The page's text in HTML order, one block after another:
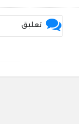
تعليق